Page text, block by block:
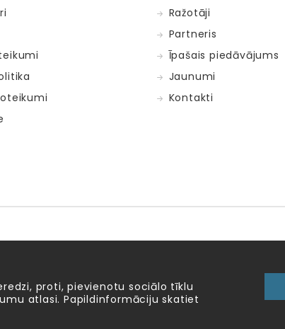
Ražotāji
Partneris
Īpašais piedāvājums
Jaunumi
Kontakti
proti, pievienotu sociālo tīklu
atlasi. Papildinformāciju skatiet